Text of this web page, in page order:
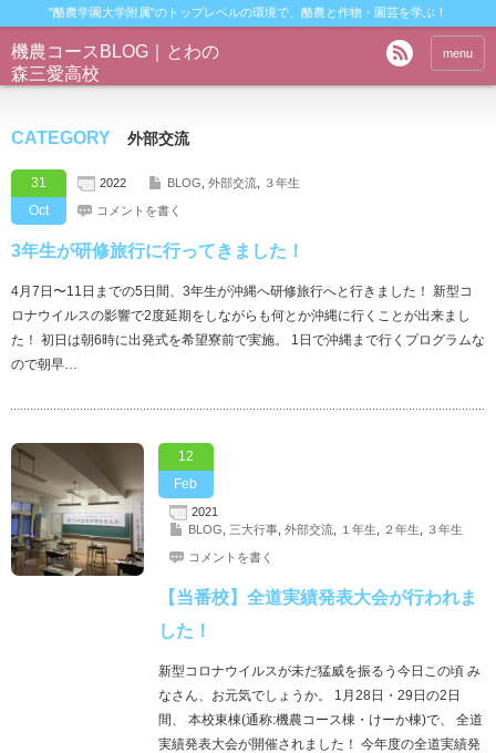
"酪農学園大学附属"のトップレベルの環境で、酪農と作物・園芸を学ぶ！
機農コースBLOG｜とわの
森三愛高校
menu
CATEGORY 外部交流
31
Oct
2022 BLOG 外部交流 ３年生
コメントを書く
3年生が研修旅行に行ってきました！
4月7日〜11日までの5日間、3年生が沖縄へ研修旅行へと行きました！ 新型コ
ロナウイルスの影響で2度延期をしながらも何とか沖縄に行くことが出来まし
た！ 初日は朝6時に出発式を希望寮前で実施。 1日で沖縄まで行くプログラムな
ので朝早…
12
Feb
2021
BLOG
三大行事, 外部交流 １年生 ２年生 ３年生
コメントを書く
【当番校】全道実績発表大会が行われま
した！
新型コロナウイルスが未だ猛威を振るう今日この頃 み
なさん、お元気でしょうか。 1月28日・29日の2日
間、 本校東棟(通称:機農コース棟・けーか棟)で、 全道
実績発表大会が開催されました！ 今年度の全道実績発